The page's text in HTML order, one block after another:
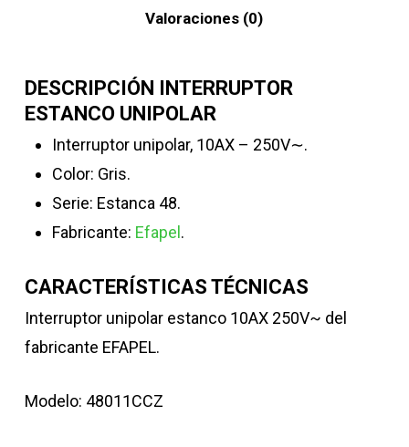
Valoraciones (0)
DESCRIPCIÓN INTERRUPTOR
ESTANCO UNIPOLAR
Interruptor unipolar, 10AX – 250V∼.
Color: Gris.
Serie: Estanca 48.
Fabricante: Efapel .
CARACTERÍSTICAS TÉCNICAS
Interruptor unipolar estanco 10AX 250V~ del
fabricante EFAPEL.
Modelo: 48011CCZ